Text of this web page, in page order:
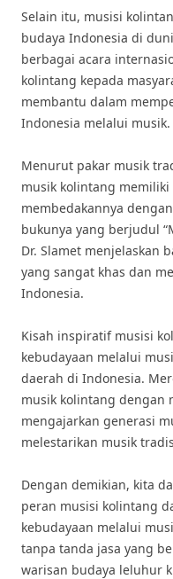
Selain itu, musisi
budaya Indonesia di
berbagai acara
kolintang kepada
membantu dalam
Indonesia melalui musik.
Menurut pakar musik
musik kolintang
membedakannya
bukunya yang berjudul
Dr. Slamet menjelaskan
yang sangat khas dan
Indonesia.
Kisah inspiratif musisi
kebudayaan melalui
daerah di Indonesia.
musik kolintang dengan
mengajarkan generasi
melestarikan musik
Dengan demikian, kita
peran musisi kolintang
kebudayaan melalui
tanpa tanda jasa yang
warisan budaya leluhur